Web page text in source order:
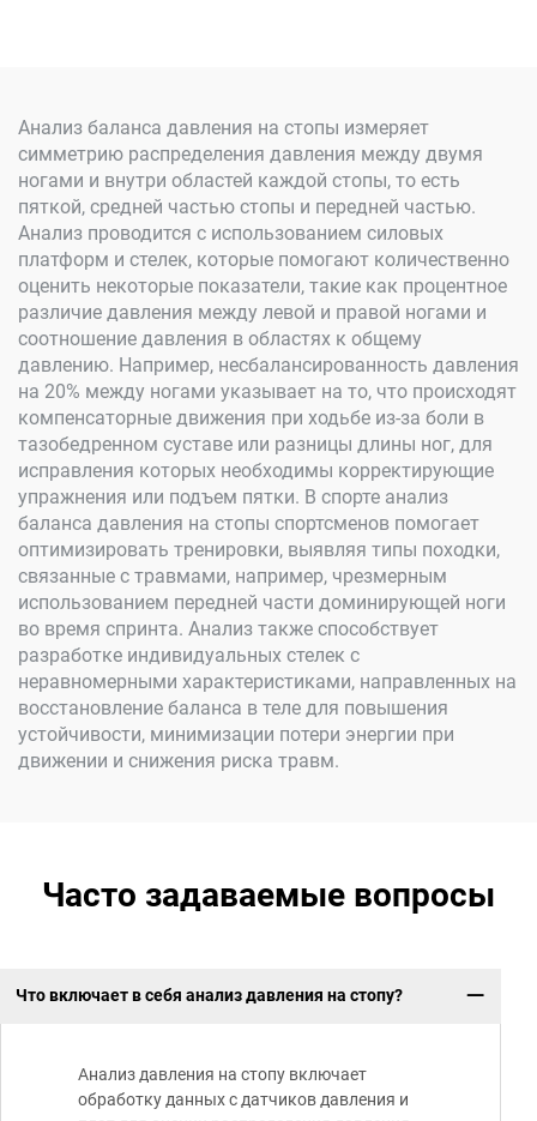
Анализ баланса давления на стопы измеряет
симметрию распределения давления между двумя
ногами и внутри областей каждой стопы, то есть
пяткой, средней частью стопы и передней частью.
Анализ проводится с использованием силовых
платформ и стелек, которые помогают количественно
оценить некоторые показатели, такие как процентное
различие давления между левой и правой ногами и
соотношение давления в областях к общему
давлению. Например, несбалансированность давления
на 20% между ногами указывает на то, что происходят
компенсаторные движения при ходьбе из-за боли в
тазобедренном суставе или разницы длины ног, для
исправления которых необходимы корректирующие
упражнения или подъем пятки. В спорте анализ
баланса давления на стопы спортсменов помогает
оптимизировать тренировки, выявляя типы походки,
связанные с травмами, например, чрезмерным
использованием передней части доминирующей ноги
во время спринта. Анализ также способствует
разработке индивидуальных стелек с
неравномерными характеристиками, направленных на
восстановление баланса в теле для повышения
устойчивости, минимизации потери энергии при
движении и снижения риска травм.
Часто задаваемые вопросы
Что включает в себя анализ давления на стопу?
Анализ давления на стопу включает
обработку данных с датчиков давления и